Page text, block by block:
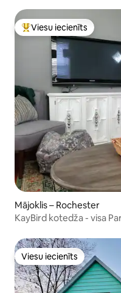
Populārs viesu iecienīts
Viesu iecienīts
Mājoklis – Rochester
KayBird kotedža - visa
Viesu iecienīts
Viesu iecienīts